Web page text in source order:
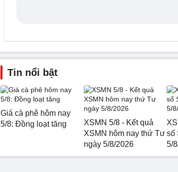
Tin nổi bật
Giá cà phê hôm nay
5/8: Đồng loạt tăng
XSMN 5/8 - Kết quả
XSMN hôm nay thứ Tư
ngày 5/8/2026
số
5/